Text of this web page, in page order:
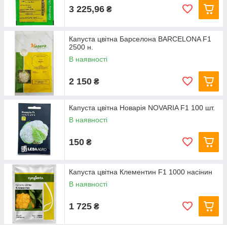
3 225,96 ₴
Капуста цвітна Барселона BARCELONA F1
2500 н.
В наявності
2 150 ₴
Капуста цвітна Новарія NOVARIA F1 100 шт.
В наявності
150 ₴
Капуста цвітна Клементин F1 1000 насінин
В наявності
1 725 ₴